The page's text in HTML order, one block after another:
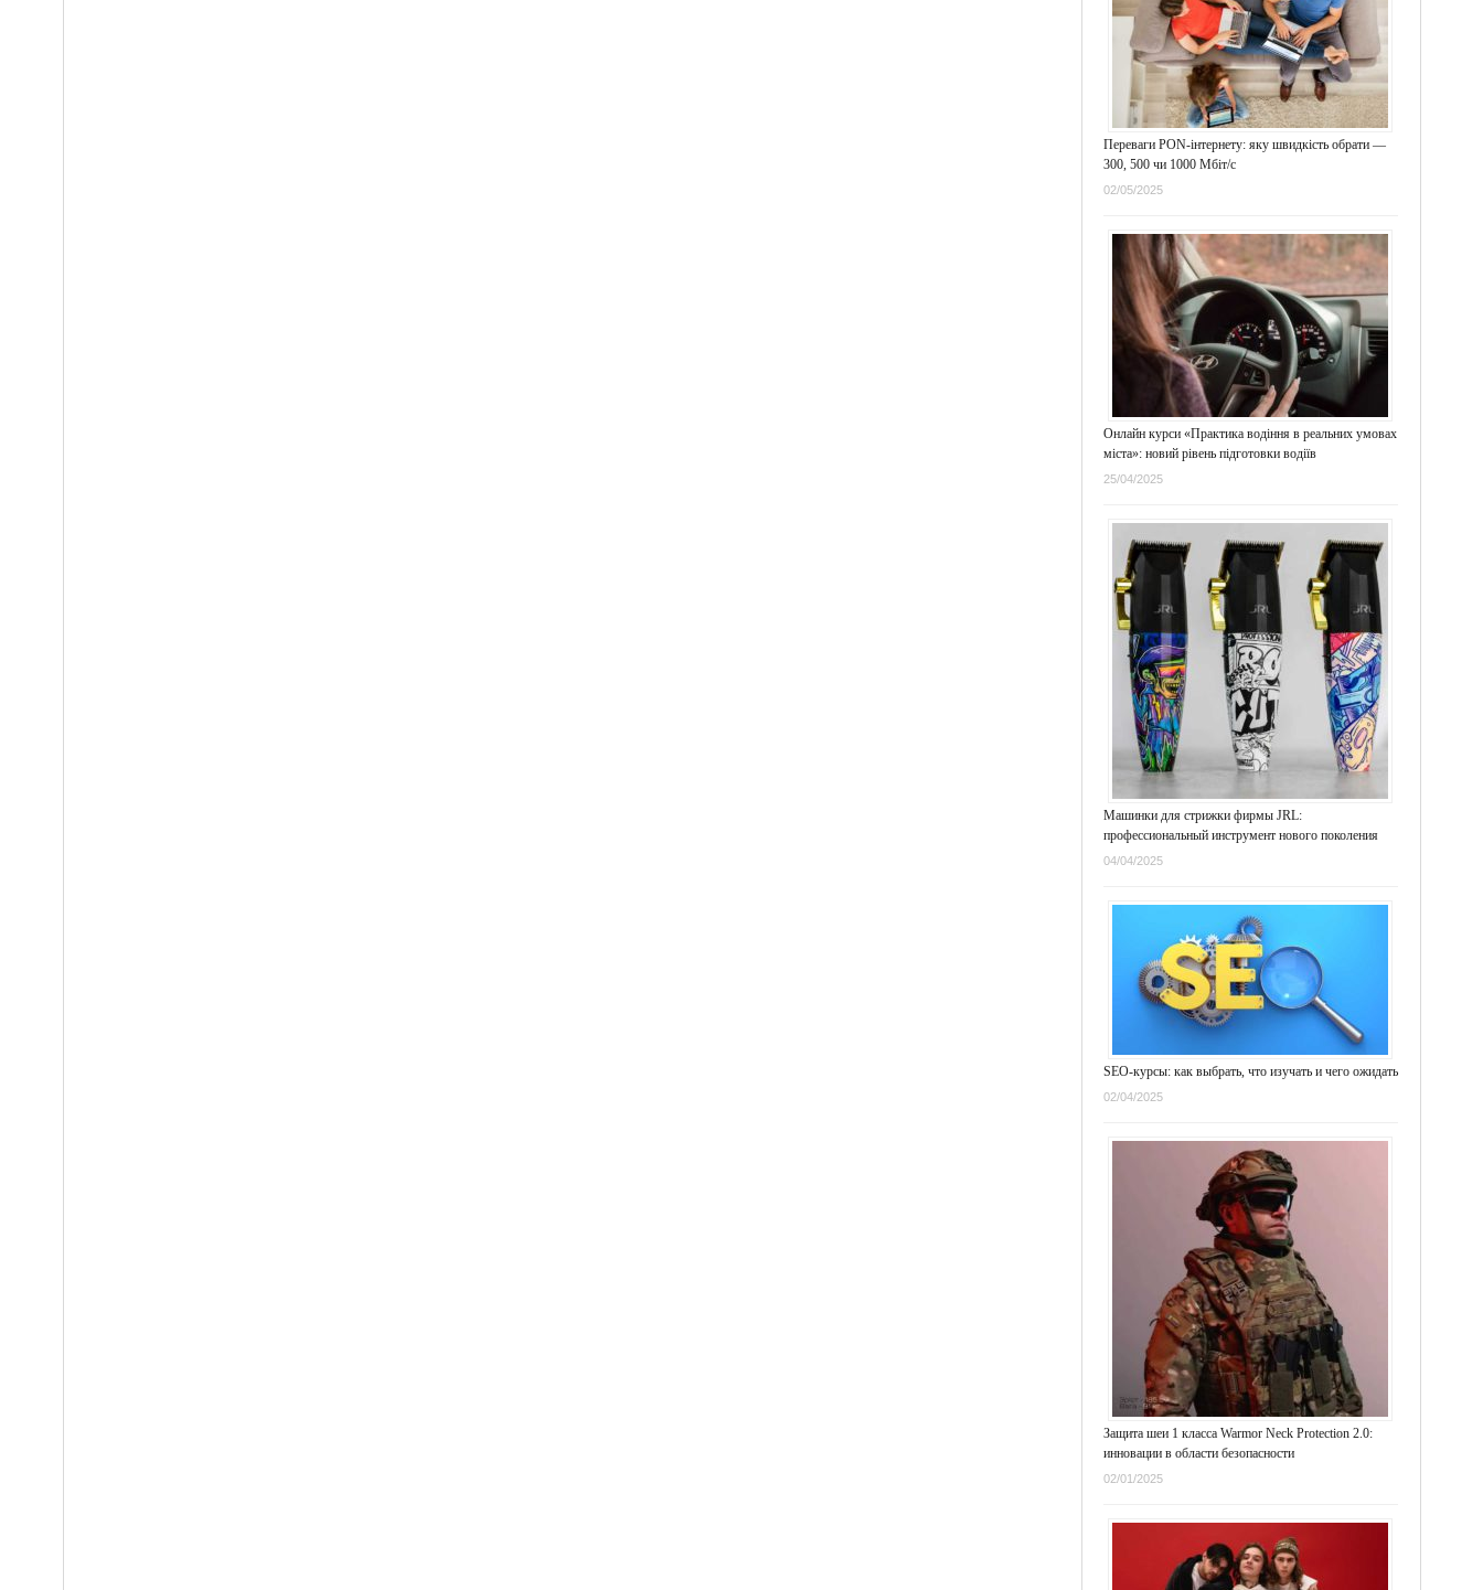
Переваги PON-інтернету: яку швидкість обрати —
300, 500 чи 1000 Мбіт/с
02/05/2025
Онлайн курси «Практика водіння в реальних умовах
міста»: новий рівень підготовки водіїв
25/04/2025
Машинки для стрижки фирмы JRL:
профессиональный инструмент нового поколения
04/04/2025
SEO-курсы: как выбрать, что изучать и чего ожидать
02/04/2025
Защита шеи 1 класса Warmor Neck Protection 2.0:
инновации в области безопасности
02/01/2025